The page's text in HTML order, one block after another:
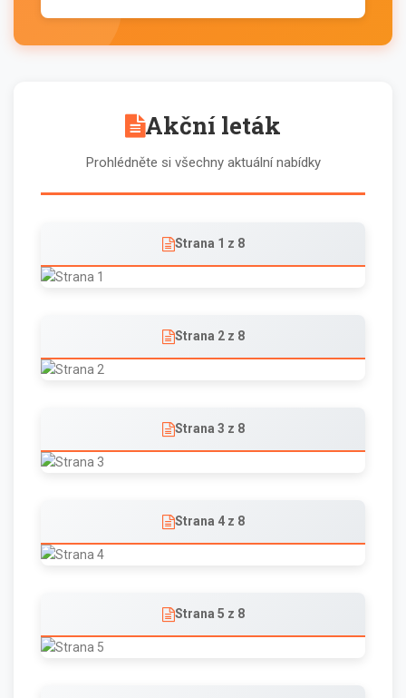
Akční leták
Prohlédněte si všechny aktuální nabídky
Strana 1 z 8
Strana 2 z 8
Strana 3 z 8
Strana 4 z 8
Strana 5 z 8